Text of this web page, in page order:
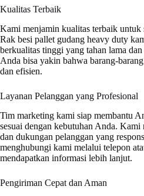
Kualitas Terbaik
Kami menjamin kualitas terbaik
Rak besi pallet gudang heavy duty
berkualitas tinggi yang tahan lama
Anda bisa yakin bahwa barang-
dan efisien.
Layanan Pelanggan yang Profesional
Tim marketing kami siap membantu
sesuai dengan kebutuhan Anda.
dan dukungan pelanggan yang
menghubungi kami melalui telepon
mendapatkan informasi lebih lanjut.
Pengiriman Cepat dan Aman